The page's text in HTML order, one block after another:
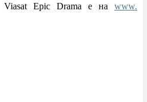
Viasat Epic Drama е на www.